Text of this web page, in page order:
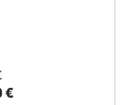
€